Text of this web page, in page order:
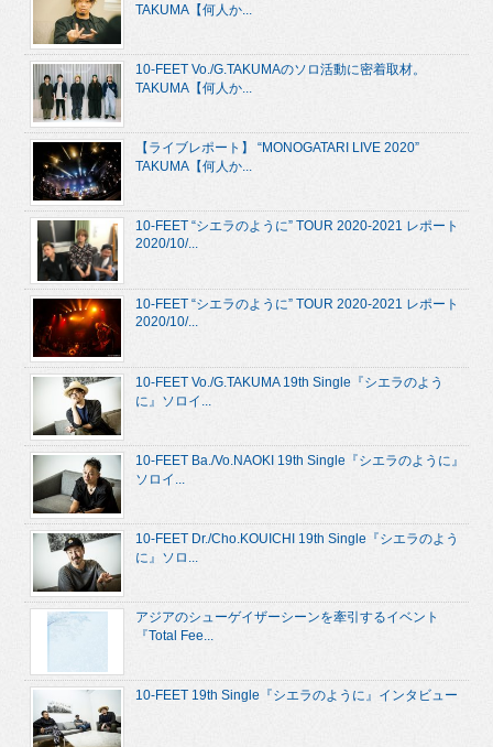
TAKUMA【何人か...
10-FEET Vo./G.TAKUMAのソロ活動に密着取材。
TAKUMA【何人か...
【ライブレポート】 “MONOGATARI LIVE 2020”
TAKUMA【何人か...
10-FEET “シエラのように” TOUR 2020-2021 レポート
2020/10/...
10-FEET “シエラのように” TOUR 2020-2021 レポート
2020/10/...
10-FEET Vo./G.TAKUMA 19th Single『シエラのよう
に』ソロイ...
10-FEET Ba./Vo.NAOKI 19th Single『シエラのように』
ソロイ...
10-FEET Dr./Cho.KOUICHI 19th Single『シエラのよう
に』ソロ...
アジアのシューゲイザーシーンを牽引するイベント
『Total Fee...
10-FEET 19th Single『シエラのように』インタビュー